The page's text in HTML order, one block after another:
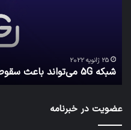
25 ژانویه 2022
شبکه 5G می‌تواند باعث سقوط هواپیما شود
عضویت در خبرنامه